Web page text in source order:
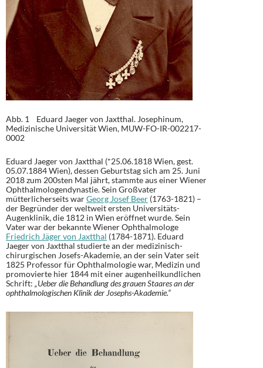
Abb. 1 Eduard Jaeger von Jaxtthal. Josephinum,
Medizinische Universität Wien, MUW-FO-IR-002217-
0002
Eduard Jaeger von Jaxtthal (*25.06.1818 Wien, gest.
05.07.1884 Wien), dessen Geburtstag sich am 25. Juni
2018 zum 200sten Mal jährt, stammte aus einer Wiener
Ophthalmologendynastie. Sein Großvater
mütterlicherseits warGeorg Josef Beer (1763-1821) –
der Begründer der weltweit ersten Universitäts-
Augenklinik, die 1812 in Wien eröffnet wurde. Sein
Vater war der bekannte Wiener Ophthalmologe
Friedrich Jäger von Jaxtthal (1784-1871). Eduard
Jaeger von Jaxtthal studierte an der medizinisch-
chirurgischen Josefs-Akademie, an der sein Vater seit
1825 Professor für Ophthalmologie war, Medizin und
promovierte hier 1844 mit einer augenheilkundlichen
Schrift: „Ueber die Behandlung des grauen Staares an der
ophthalmologischen Klinik der Josephs-Akademie.“